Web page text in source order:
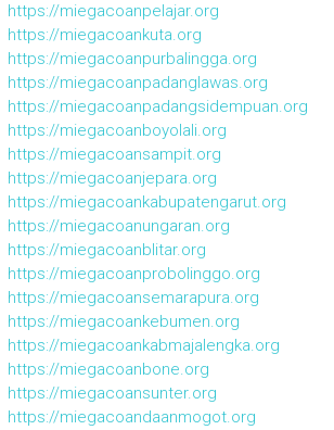
https://miegacoanpelajar.org
https://miegacoankuta.org
https://miegacoanpurbalingga.org
https://miegacoanpadanglawas.org
https://miegacoanpadangsidempuan.org
https://miegacoanboyolali.org
https://miegacoansampit.org
https://miegacoanjepara.org
https://miegacoankabupatengarut.org
https://miegacoanungaran.org
https://miegacoanblitar.org
https://miegacoanprobolinggo.org
https://miegacoansemarapura.org
https://miegacoankebumen.org
https://miegacoankabmajalengka.org
https://miegacoanbone.org
https://miegacoansunter.org
https://miegacoandaanmogot.org